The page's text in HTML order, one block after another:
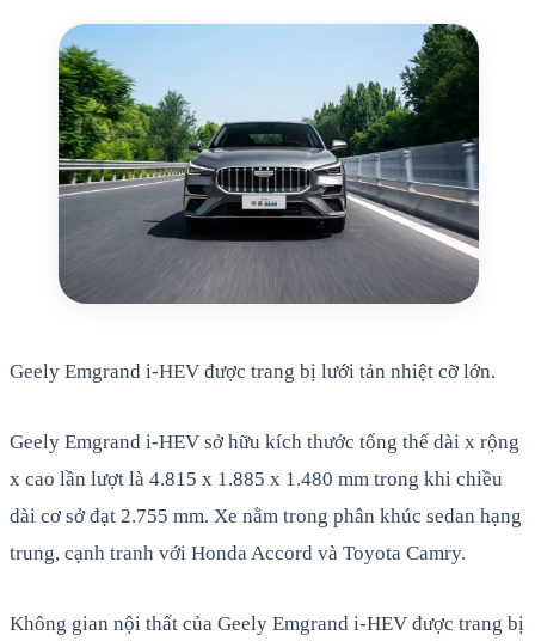
Geely Emgrand i-HEV được trang bị lưới tản nhiệt cỡ lớn.
Geely Emgrand i-HEV sở hữu kích thước tổng thể dài x rộng
x cao lần lượt là 4.815 x 1.885 x 1.480 mm trong khi chiều
dài cơ sở đạt 2.755 mm. Xe nằm trong phân khúc sedan hạng
trung, cạnh tranh với Honda Accord và Toyota Camry.
Không gian nội thất của Geely Emgrand i-HEV được trang bị